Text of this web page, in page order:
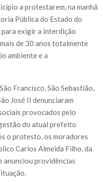
a protestarem, na manhã
Pública do Estado do
para exigir a interdição
de 30 anos totalmente
ambiente e a
Francisco, São Sebastião,
José II denunciaram
provocados pelo
do atual prefeito
o protesto, os moradores
Carlos Almeida Filho, da
anunciou providências